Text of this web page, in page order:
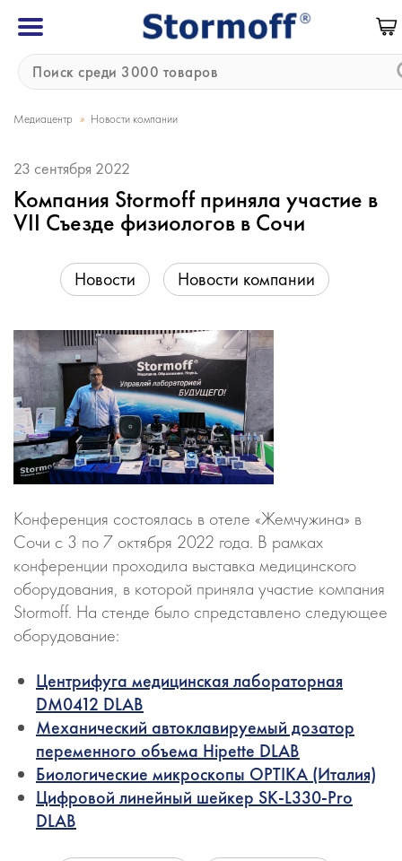
Медиацентр » Новости компании
23 сентября 2022
Компания Stormoff приняла участие в
VII Съезде физиологов в Сочи
Новости Новости компании
Конференция состоялась в отеле «Жемчужина» в
Сочи с 3 по 7 октября 2022 года. В рамках
конференции проходила выставка медицинского
оборудования, в которой приняла участие компания
Stormoff. На стенде было спредставлено следующее
оборудование:
Центрифуга медицинская лабораторная
DM0412 DLAB
Механический автоклавируемый дозатор
переменного объема Hipette DLAB
Биологические микроскопы OPTIKA (Италия)
Цифровой линейный шейкер SK-L330-Pro
DLAB